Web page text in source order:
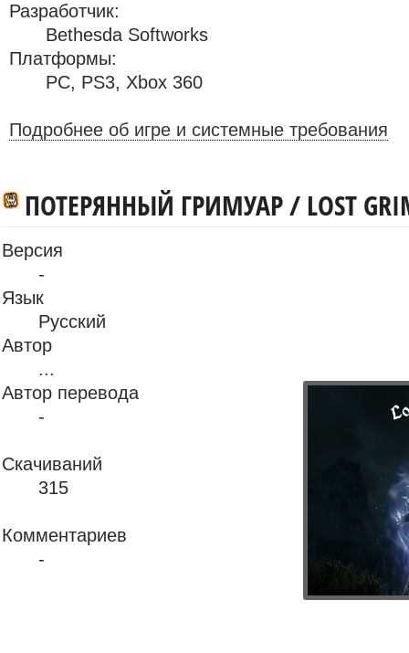
Разработчик:
Bethesda Softworks
Платформы:
PC, PS3, Xbox 360
Подробнее об игре и системные требования
ПОТЕРЯННЫЙ ГРИМУАР / LOST
Версия
-
Язык
Русский
Автор
...
Автор перевода
-
Скачиваний
315
Комментариев
-